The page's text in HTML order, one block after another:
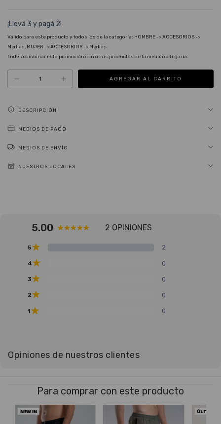
¡Llevá 3 y pagá 2!
Válido para este producto y todos los de la categoría: HOMBRE -> ACCESORIOS ->
Medias, MUJER -> ACCESORIOS -> Medias.
Podés combinar esta promoción con otros productos de la misma categoría.
DESCRIPCIÓN
MEDIOS DE PAGO
MEDIOS DE ENVÍO
NUESTROS LOCALES
5.00 2 OPINIONES
5★ 2
4★ 0
3★ 0
2★ 0
1★ 0
Opiniones de nuestros clientes
Para comprar con este producto
NEW IN ÚLTIMAS